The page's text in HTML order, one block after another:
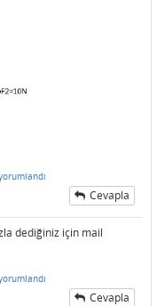
Cevapla
dediğiniz için mail
Cevapla